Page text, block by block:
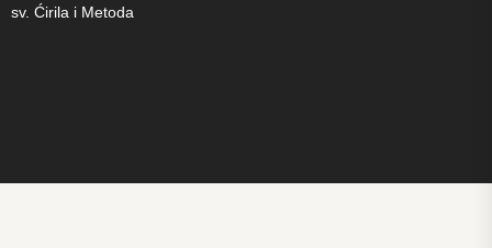
sv. Ćirila i Metoda